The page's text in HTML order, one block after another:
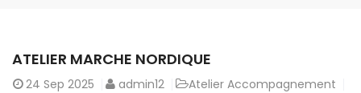
ATELIER MARCHE NORDIQUE
24 Sep 2025 admin12
Atelier Accompagnement